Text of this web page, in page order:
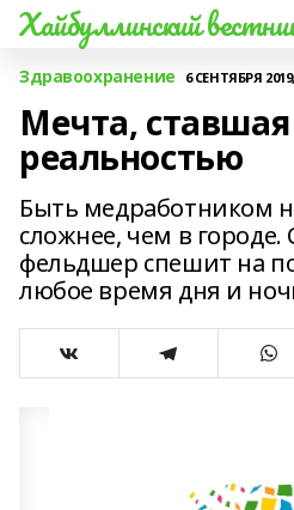
Хайбуллинский
Здравоохранение 6 СЕНТЯБРЯ
Мечта, ставшая
реальностью
Быть медработником
сложнее, чем в городе.
фельдшер спешит на
любое время дня и